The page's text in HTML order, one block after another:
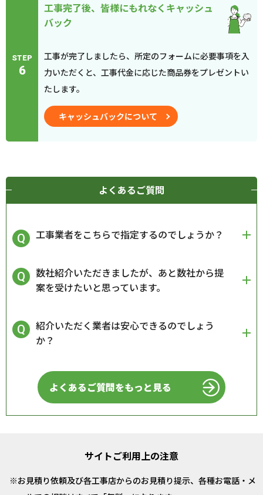
STEP
6
工事完了後、皆様にもれなくキャッシュ
バック
工事が完了しましたら、所定のフォームに必要事項を入
力いただくと、工事代金に応じた商品券をプレゼントい
たします。
キャッシュバックについて
よくあるご質問
工事業者をこちらで指定するのでしょうか？
数社紹介いただきましたが、あと数社から提
案を受けたいと思っています。
紹介いただく業者は安心できるのでしょう
か？
よくあるご質問をもっと見る
サイトご利用上の注意
お見積り依頼及び各工事店からのお見積り提示、各種お電話・メ